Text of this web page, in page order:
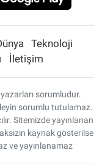
Teknoloji
İletişim
sorumludur.
sorumlu tutulamaz.
Sitemizde yayınlanan
kaynak gösterilse
ve yayınlanamaz